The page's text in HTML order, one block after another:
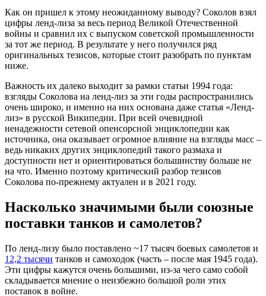
Как он пришел к этому неожиданному выводу? Соколов взял
цифры ленд-лиза за весь период Великой Отечественной
войны и сравнил их с выпуском советской промышленности
за тот же период. В результате у него получился ряд
оригинальных тезисов, которые стоит разобрать по пунктам
ниже.
Важность их далеко выходит за рамки статьи 1994 года:
взгляды Соколова на ленд-лиз за эти годы распространились
очень широко, и именно на них основана даже статья «Ленд-
лиз» в русской Википедии. При всей очевидной
ненадежности сетевой опенсорсной энциклопедии как
источника, она оказывает огромное влияние на взгляды масс –
ведь никаких других энциклопедий такого размаха и
доступности нет и ориентироваться большинству больше не
на что. Именно поэтому критический разбор тезисов
Соколова по-прежнему актуален и в 2021 году.
Насколько значимыми были союзные
поставки танков и самолетов?
По ленд-лизу было поставлено ~17 тысяч боевых самолетов и
12,2 тысячи танков и самоходок (часть – после мая 1945 года).
Эти цифры кажутся очень большими, из-за чего само собой
складывается мнение о неизбежно большой роли этих
поставок в войне.